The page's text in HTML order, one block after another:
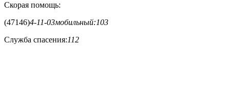
Скорая помощь:
(47146)4-11-03мобильный:103
Служба спасения:112